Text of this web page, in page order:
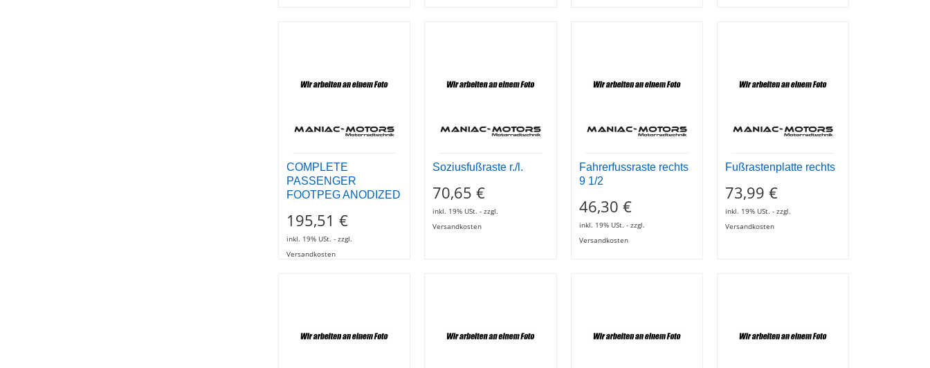
COMPLETE
PASSENGER
FOOTPEG ANODIZED
195,51 €
inkl. 19% USt. - zzgl.
Versandkosten
Soziusfußraste r./l.
70,65 €
inkl. 19% USt. - zzgl.
Versandkosten
Fahrerfussraste rechts
9 1/2
46,30 €
inkl. 19% USt. - zzgl.
Versandkosten
Fußrastenplatte rechts
73,99 €
inkl. 19% USt. - zzgl.
Versandkosten